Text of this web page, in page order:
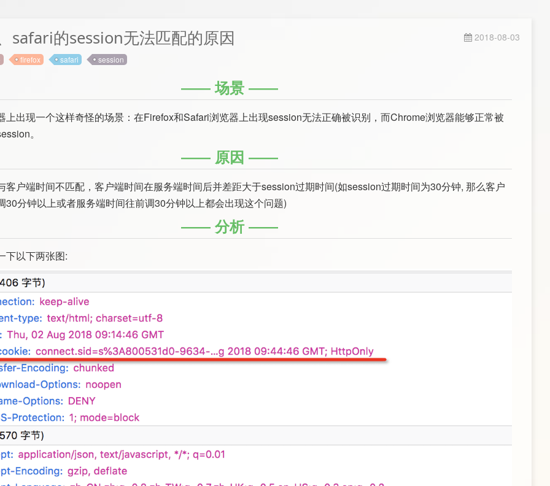
2018-08-03
safari的session无法匹配的原因
firefox safari session
场景
上出现一个这样奇怪的场景：在Firefox和Safari浏览器上出现session无法正确被识别，而Chrome浏览器能够正常被
。
原因
客户端时间不匹配，客户端时间在服务端时间后并差距大于session过期时间(如session过期时间为30分钟, 那么客户
30分钟以上或者服务端时间往前调30分钟以上都会出现这个问题)
分析
下以下两张图: